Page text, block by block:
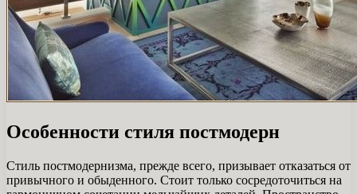
Особенности стиля постмодерн
Стиль постмодернизма, прежде всего, призывает отказаться от
привычного и обыденного. Стоит только сосредоточиться на